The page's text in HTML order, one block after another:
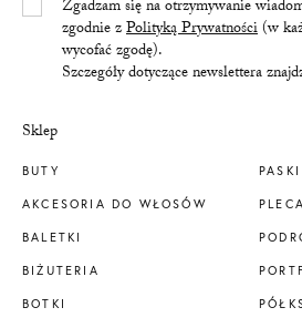
Sklep
BUTY
AKCESORIA DO WŁOSÓW
BALETKI
BIŻUTERIA
BOTKI
Yes/TakZgadzam się na otrzymywanie
zgodnie zPolityką Prywatności(w
wycofać zgodę).
Szczegóły dotyczące newslettera